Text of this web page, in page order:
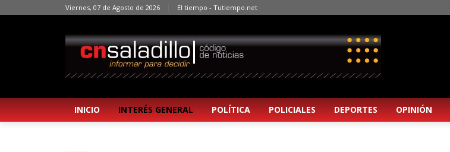
Viernes, 07 de Agosto de 2026 El tiempo - Tutiempo.net
INICIO INTERÉS GENERAL POLÍTICA POLICIALES DEPORTES OPINIÓN